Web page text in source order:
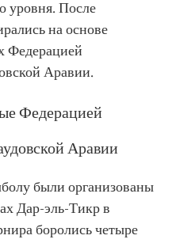
уровня. После
на основе
Федерацией
Аравии.
Федерацией
Аравии
были организованы
Дар-эль-Тикр в
боролись четыре